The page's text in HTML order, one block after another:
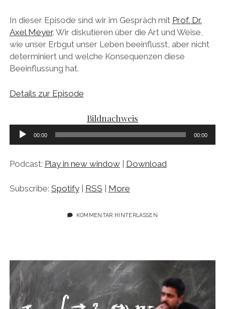
In dieser Episode sind wir im Gespräch mit Prof. Dr.
Axel Meyer. Wir diskutieren über die Art und Weise,
wie unser Erbgut unser Leben beeinflusst, aber nicht
determiniert und welche Konsequenzen diese
Beeinflussung hat.
Details zur Episode
Bildnachweis
Audio-
Player
00:00 00:00
Podcast: Play in new window| Download
Subscribe: Spotify| RSS More
KOMMENTAR HINTERLASSEN